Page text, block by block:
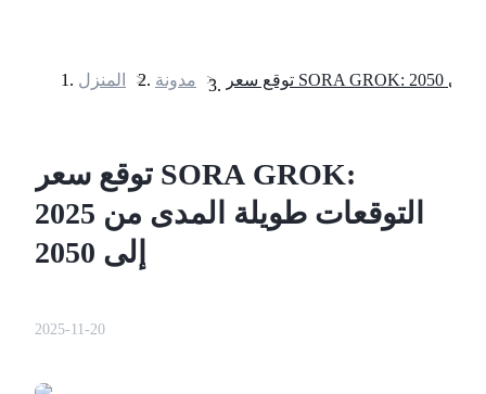
المنزل > مدونة >
توقع سعر SORA GROK:
التوقعات طويلة المدى من 2025
إلى 2050
2025-11-20